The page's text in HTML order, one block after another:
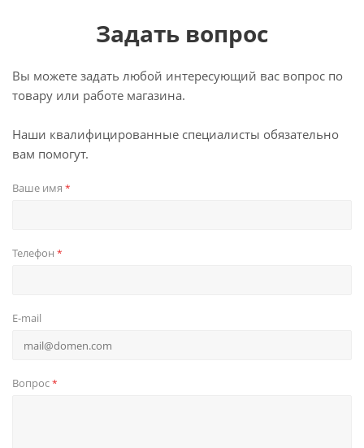
Задать вопрос
Вы можете задать любой интересующий вас вопрос по
товару или работе магазина.
Наши квалифицированные специалисты обязательно
вам помогут.
Ваше имя *
Телефон *
E-mail
Вопрос*